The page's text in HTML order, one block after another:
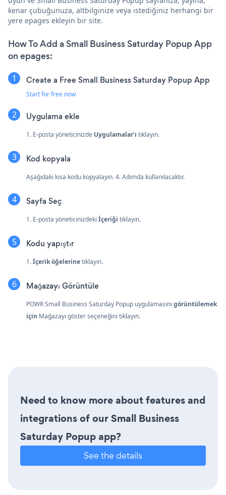
kenar çubuğunuza, altbilginize veya istediğiniz herhangi bir
yere epages ekleyin bir site.
How To Add a Small Business Saturday Popup App
on epages:
Create a Free Small Business Saturday Popup App
Start for free now
Uygulama ekle
1. E-posta yöneticinizde Uygulamalar'ı tıklayın.
Kod kopyala
Aşağıdaki kısa kodu kopyalayın. 4. Adımda kullanılacaktır.
Sayfa Seç
1. E-posta yöneticinizdeki İçeriği tıklayın.
Kodu yapıştır
1.İçerik öğelerinetıklayın.
Mağazayı Görüntüle
POWR Small Business Saturday Popup uygulamasını görüntülemek
için Mağazayı göster seçeneğini tıklayın.
Need to know more about features and
integrations of our Small Business
Saturday Popup app?
See the details